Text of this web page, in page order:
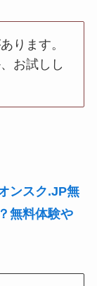
ります。
お試しし
ンスク.JP無
無料体験や